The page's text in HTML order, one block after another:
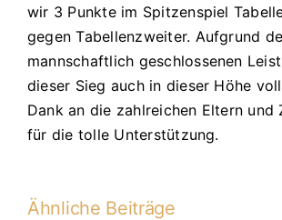
wir 3 Punkte im Spitzenspiel
gegen Tabellenzweiter. Aufgrund
mannschaftlich geschlossenen
dieser Sieg auch in dieser Höhe
Dank an die zahlreichen Eltern und
für die tolle Unterstützung.
Ähnliche Beiträge